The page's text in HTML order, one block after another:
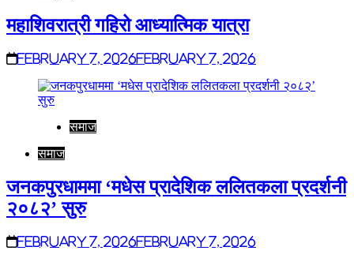
महाशिवरात्री गहिरो आध्यात्मिक यात्रा
February 7, 2026February 7, 2026
समाज
समाज
जनकपुरधाममा ‘मधेस प्रादेशिक ललितकला प्रदर्शनी
२०८२’ सुरु
February 7, 2026February 7, 2026